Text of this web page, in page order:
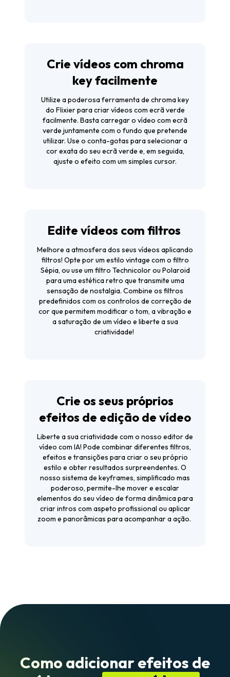
Crie vídeos com chroma
key facilmente
Utilize a poderosa ferramenta de chroma key
do Flixier para criar vídeos com ecrã verde
facilmente. Basta carregar o vídeo com ecrã
verde juntamente com o fundo que pretende
utilizar. Use o conta-gotas para selecionar a
cor exata do seu ecrã verde e, em seguida,
ajuste o efeito com um simples cursor.
Edite vídeos com filtros
Melhore a atmosfera dos seus vídeos aplicando
filtros! Opte por um estilo vintage com o filtro
Sépia, ou use um filtro Technicolor ou Polaroid
para uma estética retro que transmite uma
sensação de nostalgia. Combine os filtros
predefinidos com os controlos de correção de
cor que permitem modificar o tom, a vibração e
a saturação de um vídeo e liberte a sua
criatividade!
Crie os seus próprios
efeitos de edição de vídeo
Liberte a sua criatividade com o nosso editor de
vídeo com IA! Pode combinar diferentes filtros,
efeitos e transições para criar o seu próprio
estilo e obter resultados surpreendentes. O
nosso sistema de keyframes, simplificado mas
poderoso, permite-lhe mover e escalar
elementos do seu vídeo de forma dinâmica para
criar intros com aspeto profissional ou aplicar
zoom e panorâmicas para acompanhar a ação.
Como adicionar efeitos de